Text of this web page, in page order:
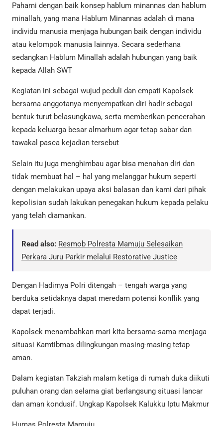
Pahami dengan baik konsep hablum minannas dan hablum
minallah, yang mana Hablum Minannas adalah di mana
individu manusia menjaga hubungan baik dengan individu
atau kelompok manusia lainnya. Secara sederhana
sedangkan Hablum Minallah adalah hubungan yang baik
kepada Allah SWT
Kegiatan ini sebagai wujud peduli dan empati Kapolsek
bersama anggotanya menyempatkan diri hadir sebagai
bentuk turut belasungkawa, serta memberikan pencerahan
kepada keluarga besar almarhum agar tetap sabar dan
tawakal pasca kejadian tersebut
Selain itu juga menghimbau agar bisa menahan diri dan
tidak membuat hal – hal yang melanggar hukum seperti
dengan melakukan upaya aksi balasan dan kami dari pihak
kepolisian sudah lakukan penegakan hukum kepada pelaku
yang telah diamankan.
Read also: Resmob Polresta Mamuju Selesaikan
Perkara Juru Parkir melalui Restorative Justice
Dengan Hadirnya Polri ditengah – tengah warga yang
berduka setidaknya dapat meredam potensi konflik yang
dapat terjadi.
Kapolsek menambahkan mari kita bersama-sama menjaga
situasi Kamtibmas dilingkungan masing-masing tetap
aman.
Dalam kegiatan Takziah malam ketiga di rumah duka diikuti
puluhan orang dan selama giat berlangsung situasi lancar
dan aman kondusif. Ungkap Kapolsek Kalukku Iptu Makmur